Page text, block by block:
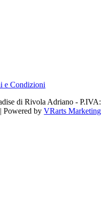
e Condizioni
di Rivola Adriano - P.IVA:
Powered byVRarts Marketing